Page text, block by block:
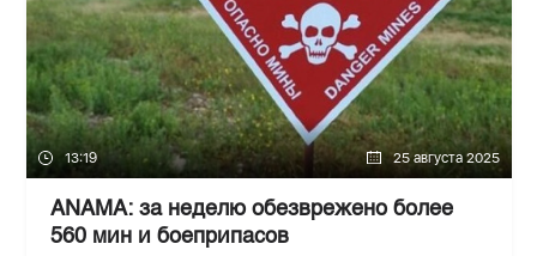
13:19 25 августа 2025
ANAMA: за неделю обезврежено более
560 мин и боеприпасов